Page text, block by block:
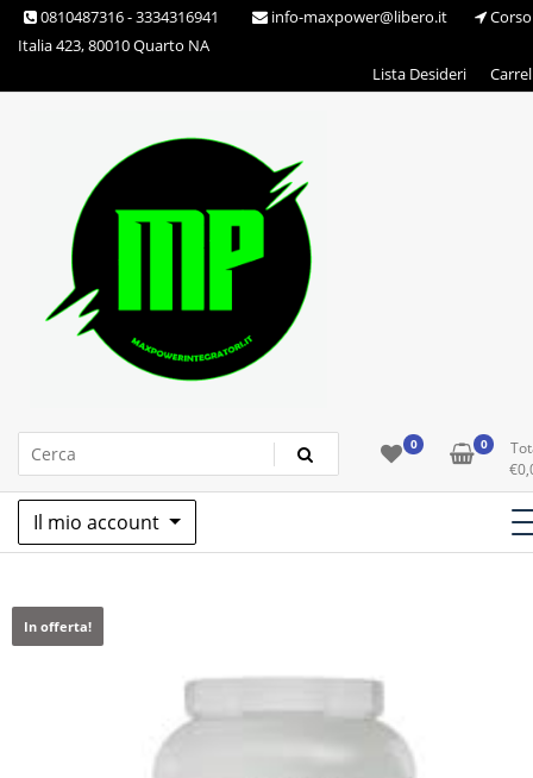
Skip 0810487316 - 3334316941 info-maxpower@libero.it
Corso
Italia 423, 80010 Quarto NA
Lista Desideri
Max Power Integratori 0 0
€
Il mio account
In offerta!